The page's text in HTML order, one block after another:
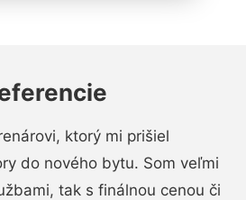
ktorý mi prišiel
do nového bytu. Som veľmi
tak s finálnou cenou či